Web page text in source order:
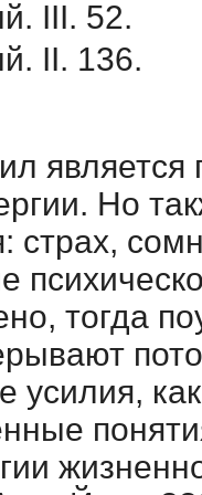
III. 52.
II. 136.
Но
страх,
тогда
усилия,